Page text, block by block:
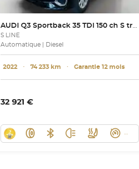
AUDI Q3 Sportback 35 TDI 150 ch S tronic 7
S LINE
Automatique | Diesel
2022 ･ 74 233 km ･ Garantie 12 mois
32 921 €